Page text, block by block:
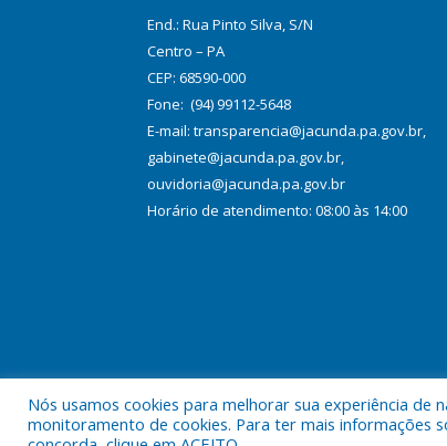
End.: Rua Pinto Silva, S/N
Centro – PA
CEP: 68590-000
Fone: (94) 99112-5648
E-mail: transparencia@jacunda.pa.gov.br,
gabinete@jacunda.pa.gov.br,
ouvidoria@jacunda.pa.gov.br
Horário de atendimento: 08:00 às 14:00
Todos os direitos reservados a Prefeitura
Nós usamos cookies para melhorar sua experiência
monitoramento de cookies. Para ter mais informações